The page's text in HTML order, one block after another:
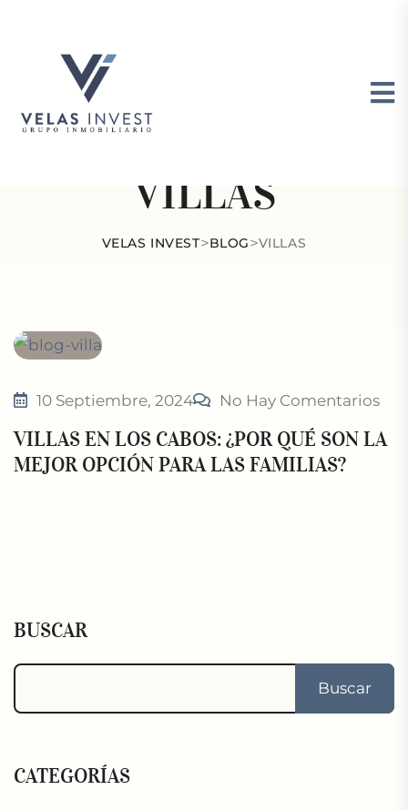
CATEGORÍA:
VILLAS
VELAS INVEST>BLOG>VILLAS
10 Septiembre, 2024 No Hay Comentarios
VILLAS EN LOS CABOS: ¿POR QUÉ SON LA
MEJOR OPCIÓN PARA LAS FAMILIAS?
BUSCAR
Buscar
CATEGORÍAS